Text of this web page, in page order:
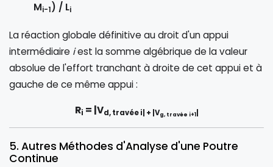
Mi-1) / Li
La réaction globale définitive au droit d'un appui
intermédiaire iest la somme algébrique de la valeur
absolue de l'effort tranchant à droite de cet appui et à
gauche de ce même appui :
Ri = |Vd, travée i| + |Vg, travée i+1|
5. Autres Méthodes d'Analyse d'une Poutre
Continue